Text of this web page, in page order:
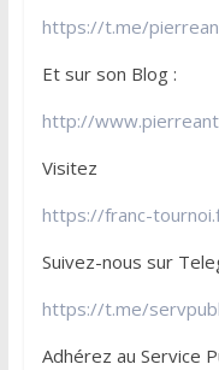
https://t.me/
Et sur son Blog :
http://
Visitez
https://franc-
Suivez-nous sur
https://t.me/
Adhérez au Service